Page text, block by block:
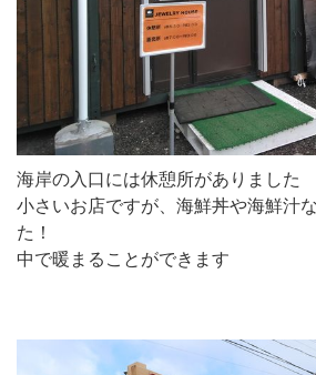
海岸の入口には休憩所がありました
小さいお店ですが、海鮮丼や海鮮汁
た！
中で暖まることができます